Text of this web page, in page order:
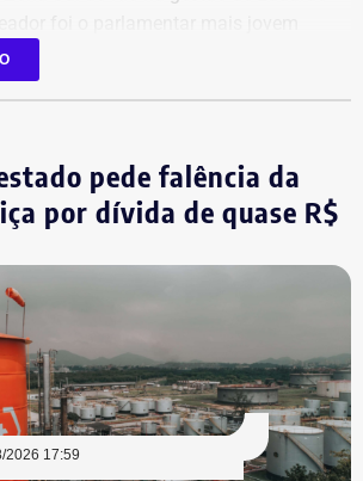
da Câmara e agora disputa,
cargo de deputado estadual.
pede falência da
por dívida de quase R$
2026 17:59